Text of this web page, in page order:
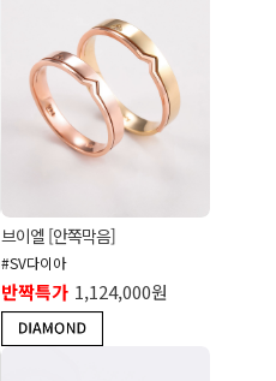
브이엘 [안쪽막음]
#SV다이아
반짝특가 1,124,000원